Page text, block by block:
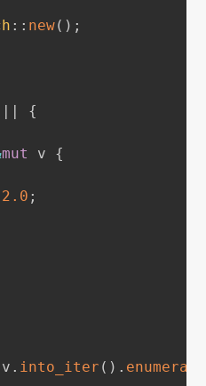
:: new( ) ;
| | {
mut v {
2.0 ;
v . into_iter ( ) . enumerate